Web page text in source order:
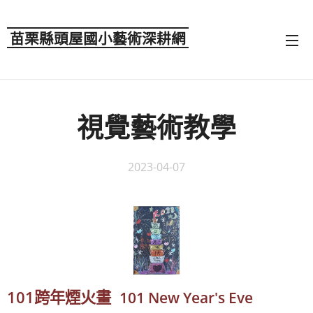
苗栗縣頭屋國小藝術深耕網
視覺藝術教學
2023-04-07
101跨年煙火畫 101 New Year's Eve